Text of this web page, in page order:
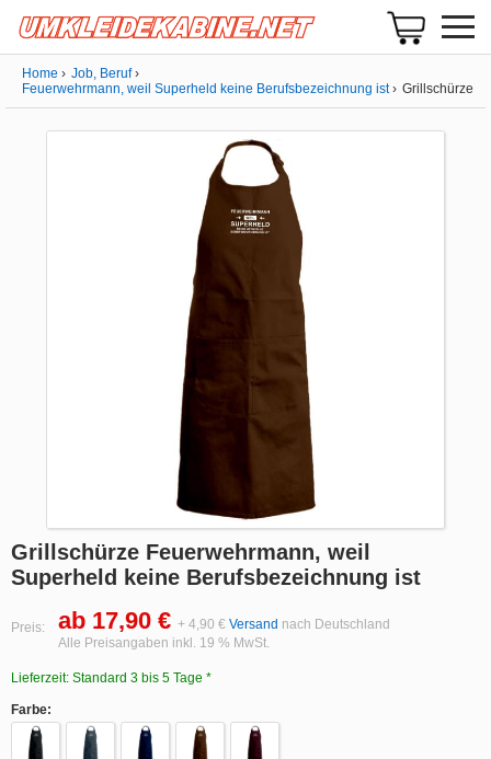
Home
Job, Beruf
Feuerwehrmann, weil Superheld keine Berufsbezeichnung ist
Grillschürze
Grillschürze Feuerwehrmann, weil
Superheld keine Berufsbezeichnung ist
Preis: ab 17,90 € + 4,90 € Versand nach Deutschland
Alle Preisangaben inkl. 19 % MwSt.
Lieferzeit: Standard 3 bis 5 Tage *
Farbe: